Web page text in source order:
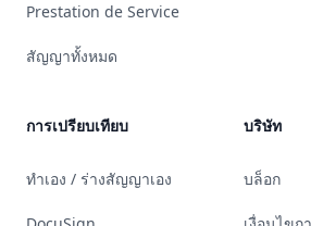
Prestation de Service
สัญญาทั้งหมด
การเปรียบเทียบ
ทำเอง / ร่างสัญญาเอง
บริษัท
บล็อก